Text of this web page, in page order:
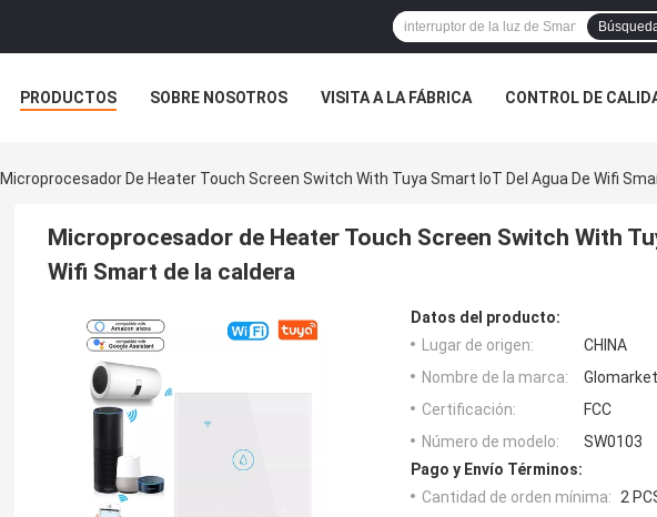
PRODUCTOS SOBRE NOSOTROS VISITA A LA FÁBRICA CONTROL DE
Microprocesador De Heater Touch Screen Switch With Tuya Smart IoT Del Agua De Wifi
Microprocesador de Heater Touch Screen Switch With
Wifi Smart de la caldera
Datos del producto:
Lugar de origen:
CHINA
Nombre de la marca:
Glomarket
Certificación:
FCC
Número de modelo:
SW0103
Pago y Envío Términos:
Cantidad de orden mínima: 2